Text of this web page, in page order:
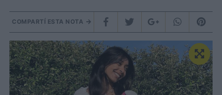
COMPARTÍ ESTA NOTA